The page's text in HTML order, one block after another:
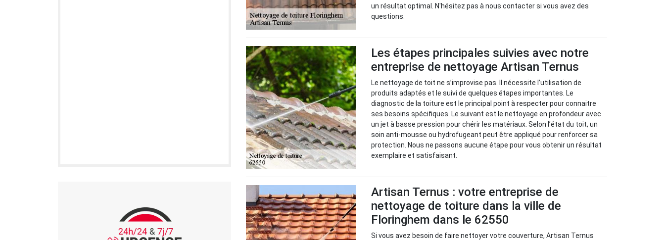
un résultat optimal. N'hésitez pas à nous contacter si vous avez des
questions.
Les étapes principales suivies avec notre
entreprise de nettoyage Artisan Ternus
Le nettoyage de toit ne s’improvise pas. Il nécessite l’utilisation de
produits adaptés et le suivi de quelques étapes importantes. Le
diagnostic de la toiture est le principal point à respecter pour connaitre
ses besoins spécifiques. Le suivant est le nettoyage en profondeur avec
un jet à basse pression pour chérir les matériaux. Selon l’état du toit, un
soin anti-mousse ou hydrofugeant peut être appliqué pour renforcer sa
protection. Nous ne passons aucune étape pour vous obtenir un résultat
exemplaire et satisfaisant.
Artisan Ternus : votre entreprise de
nettoyage de toiture dans la ville de
Floringhem dans le 62550
Si vous avez besoin de faire nettoyer votre couverture, Artisan Ternus